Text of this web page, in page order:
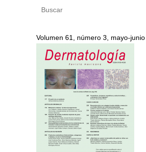
Volumen 61, número 3, mayo-